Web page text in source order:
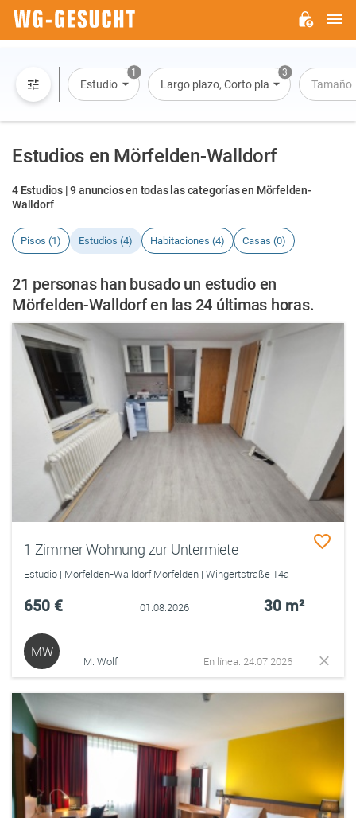
1
Estudio
3
Largo plazo, Corto plazo, Alquiler por
Tamaño
Estudios en Mörfelden-Walldorf
4 Estudios | 9 anuncios en todas las categorías en Mörfelden-
Walldorf
Pisos (1) Estudios (4) Habitaciones (4) Casas (0)
21 personas han busado un estudio en
Mörfelden-Walldorf en las 24 últimas horas.
1 Zimmer Wohnung zur Untermiete
Estudio | Mörfelden-Walldorf Mörfelden | Wingertstraße 14a
650 € 01.08.2026 30 m²
MW
M. Wolf En línea: 24.07.2026